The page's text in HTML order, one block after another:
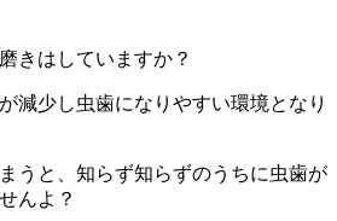
きはしていますか？
減少し虫歯になりやすい環境となり
うと、知らず知らずのうちに虫歯が
んよ？